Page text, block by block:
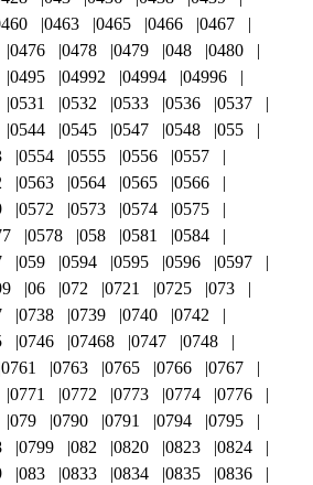
0463 0465 0466
0467
0476 0478 0479 048
0480
0495 04992 04994
04996
0531 0532 0533 0536
0537
0544 0545 0547 0548
055
0554 0555 0556
0557
0563 0564 0565
0566
0572 0573 0574
0575
0578 058 0581
0584
059 0594 0595 0596
0597
06 072 0721 0725
073
0738 0739 0740
0742
0746 07468 0747
0748
0761 0763 0765 0766
0767
0771 0772 0773 0774
0776
079 0790 0791 0794
0795
0799 082 0820 0823
0824
083 0833 0834 0835
0836